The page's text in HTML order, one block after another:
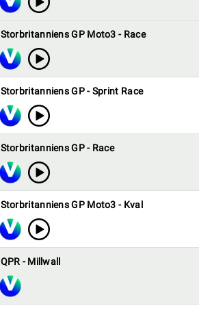
Storbritanniens GP Moto3 - Race
Storbritanniens GP - Sprint Race
Storbritanniens GP - Race
Storbritanniens GP Moto3 - Kval
QPR - Millwall